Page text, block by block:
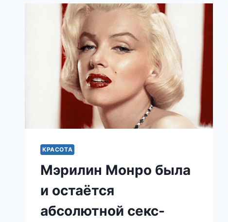
ПРИВОДИТ
УПОТРЕБЛЕНИЕ
ЧРЕЗМЕРНОГО
КОЛИЧЕСТВА
САХАРА.
КРАСОТА
Мэрилин Монро была
и остаётся
абсолютной секс-